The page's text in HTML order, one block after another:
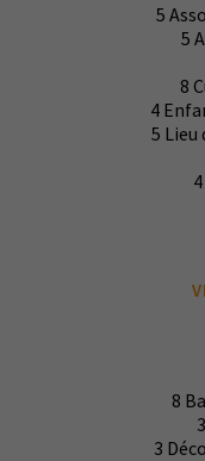
5
5
8
4
5 Lieu
4
8
3
3